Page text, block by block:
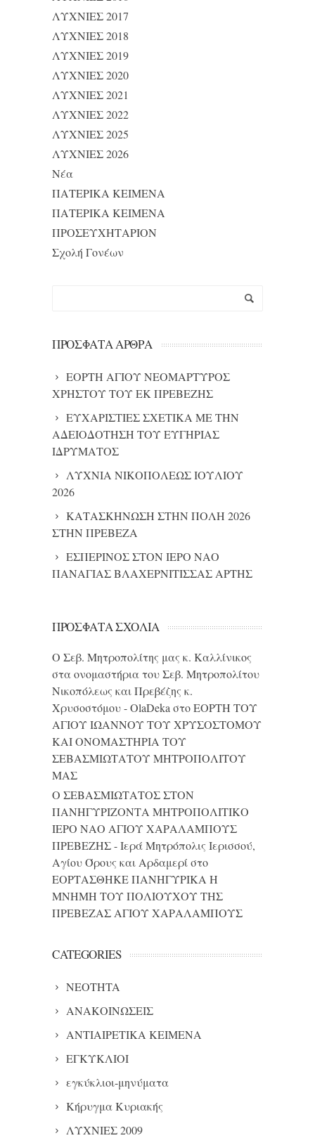
ΛΥΧΝΙΕΣ 2017
ΛΥΧΝΙΕΣ 2018
ΛΥΧΝΙΕΣ 2019
ΛΥΧΝΙΕΣ 2020
ΛΥΧΝΙΕΣ 2021
ΛΥΧΝΙΕΣ 2022
ΛΥΧΝΙΕΣ 2025
ΛΥΧΝΙΕΣ 2026
Νέα
ΠΑΤΕΡΙΚΑ ΚΕΙΜΕΝΑ
ΠΑΤΕΡΙΚΑ ΚΕΙΜΕΝΑ
ΠΡΟΣΕΥΧΗΤΑΡΙΟΝ
Σχολή Γονέων
ΠΡΌΣΦΑΤΑ ΆΡΘΡΑ
ΕΟΡΤΗ ΑΓΙΟΥ ΝΕΟΜΑΡΤΥΡΟΣ
ΧΡΗΣΤΟΥ ΤΟΥ ΕΚ ΠΡΕΒΕΖΗΣ
ΕΥΧΑΡΙΣΤΙΕΣ ΣΧΕΤΙΚΑ ΜΕ ΤΗΝ
ΑΔΕΙΟΔΟΤΗΣΗ ΤΟΥ ΕΥΓΗΡΙΑΣ
ΙΔΡΥΜΑΤΟΣ
ΛΥΧΝΙΑ ΝΙΚΟΠΟΛΕΩΣ ΙΟΥΛΙΟΥ
2026
ΚΑΤΑΣΚΗΝΩΣΗ ΣΤΗΝ ΠΟΛΗ 2026
ΣΤΗΝ ΠΡΕΒΕΖΑ
ΕΣΠΕΡΙΝΟΣ ΣΤΟΝ ΙΕΡΟ ΝΑΟ
ΠΑΝΑΓΙΑΣ ΒΛΑΧΕΡΝΙΤΙΣΣΑΣ ΑΡΤΗΣ
ΠΡΌΣΦΑΤΑ ΣΧΌΛΙΑ
Ο Σεβ. Μητροπολίτης μας κ. Καλλίνικος
στα ονομαστήρια του Σεβ. Μητροπολίτου
Νικοπόλεως και Πρεβέζης κ.
Χρυσοστόμου - OlaDeka στοΕΟΡΤΗ ΤΟΥ
ΑΓΙΟΥ ΙΩΑΝΝΟΥ ΤΟΥ ΧΡΥΣΟΣΤΟΜΟΥ
ΚΑΙ ONΟΜΑΣΤΗΡΙΑ ΤΟΥ
ΣΕΒΑΣΜΙΩΤΑΤΟΥ ΜΗΤΡΟΠΟΛΙΤΟΥ
ΜΑΣ
Ο ΣΕΒΑΣΜΙΩΤΑΤΟΣ ΣΤΟΝ
ΠΑΝΗΓΥΡΙΖΟΝΤΑ ΜΗΤΡΟΠΟΛΙΤΙΚΟ
ΙΕΡΟ ΝΑΟ ΑΓΙΟΥ ΧΑΡΑΛΑΜΠΟΥΣ
ΠΡΕΒΕΖΗΣ - Ιερά Μητρόπολις Ιερισσού,
Αγίου Όρους και Αρδαμερίστο
ΕΟΡΤΑΣΘΗΚΕ ΠΑΝΗΓΥΡΙΚΑ Η
ΜΝΗΜΗ ΤΟΥ ΠΟΛΙΟΥΧΟΥ ΤΗΣ
ΠΡΕΒΕΖΑΣ ΑΓΙΟΥ ΧΑΡΑΛΑΜΠΟΥΣ
CATEGORIES
NEOTHTA
ΑΝΑΚΟΙΝΩΣΕΙΣ
ΑΝΤΙΑΙΡΕΤΙΚΑ ΚΕΙΜΕΝΑ
ΕΓΚΥΚΛΙΟΙ
εγκύκλιοι-μηνύματα
Κήρυγμα Κυριακής
ΛΥΧΝΙΕΣ 2009